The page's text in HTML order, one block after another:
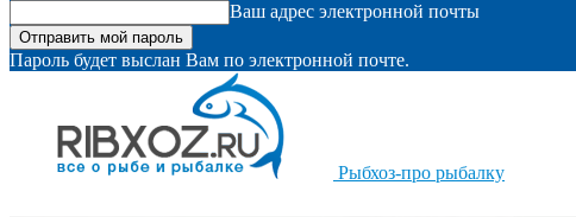
Ваш адрес электронной почты
Пароль будет выслан Вам по электронной почте.
Рыбхоз-про рыбалку